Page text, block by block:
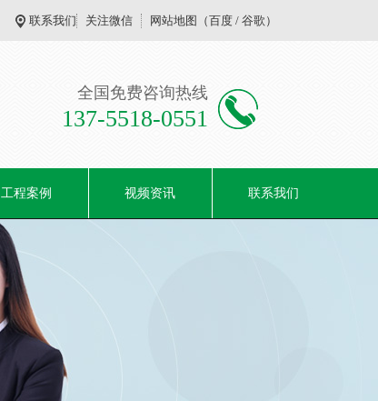
联系我们 关注微信 网站地图 （百度 / 谷歌 ）
全国免费咨询热线
137-5518-0551
工程案例 视频资讯 联系我们